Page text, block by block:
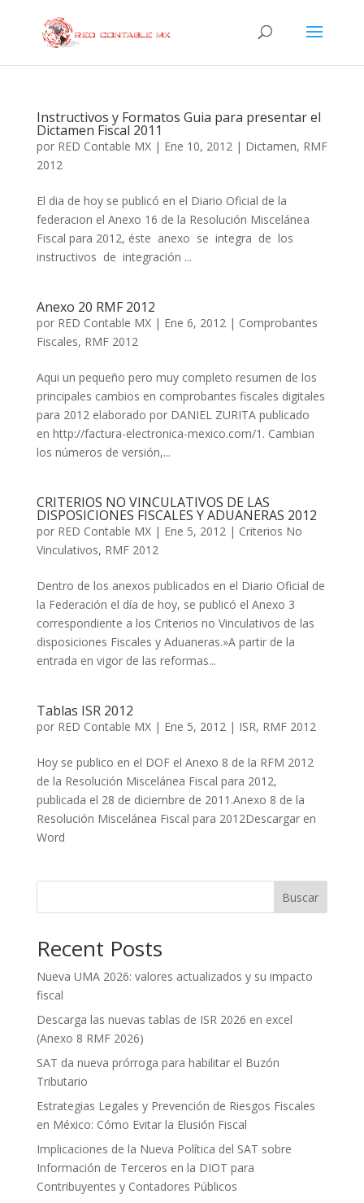
Instructivos y Formatos Guia para presentar el
Dictamen Fiscal 2011
por RED Contable MX| Ene 10, 2012| Dictamen, RMF
2012
El dia de hoy se publicó en el Diario Oficial de la
federacion el Anexo 16 de la Resolución Miscelánea
Fiscal para 2012, éste anexo se integra de los
instructivos de integración ...
Anexo 20 RMF 2012
por RED Contable MX| Ene 6, 2012| Comprobantes
Fiscales, RMF 2012
Aqui un pequeño pero muy completo resumen de los
principales cambios en comprobantes fiscales digitales
para 2012 elaborado por DANIEL ZURITA publicado
en http://factura-electronica-mexico.com/1. Cambian
los números de versión,...
CRITERIOS NO VINCULATIVOS DE LAS
DISPOSICIONES FISCALES Y ADUANERAS 2012
por RED Contable MX| Ene 5, 2012| Criterios No
Vinculativos, RMF 2012
Dentro de los anexos publicados en el Diario Oficial de
la Federación el día de hoy, se publicó el Anexo 3
correspondiente a los Criterios no Vinculativos de las
disposiciones Fiscales y Aduaneras.»A partir de la
entrada en vigor de las reformas...
Tablas ISR 2012
por RED Contable MX| Ene 5, 2012| ISR, RMF 2012
Hoy se publico en el DOF el Anexo 8 de la RFM 2012
de la Resolución Miscelánea Fiscal para 2012,
publicada el 28 de diciembre de 2011.Anexo 8 de la
Resolución Miscelánea Fiscal para 2012Descargar en
Word
Buscar
Recent Posts
Nueva UMA 2026: valores actualizados y su impacto
fiscal
Descarga las nuevas tablas de ISR 2026 en excel
(Anexo 8 RMF 2026)
SAT da nueva prórroga para habilitar el Buzón
Tributario
Estrategias Legales y Prevención de Riesgos Fiscales
en México: Cómo Evitar la Elusión Fiscal
Implicaciones de la Nueva Política del SAT sobre
Información de Terceros en la DIOT para
Contribuyentes y Contadores Públicos